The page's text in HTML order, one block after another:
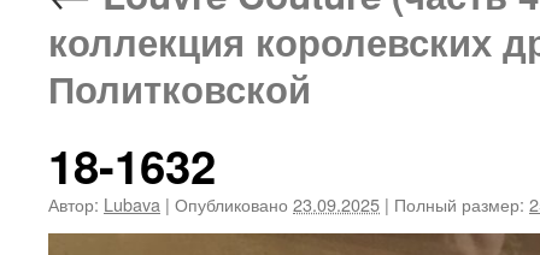
коллекция королевских
Политковской
18-1632
Автор: Lubava | Опубликовано 23.09.2025 | Полный размер: